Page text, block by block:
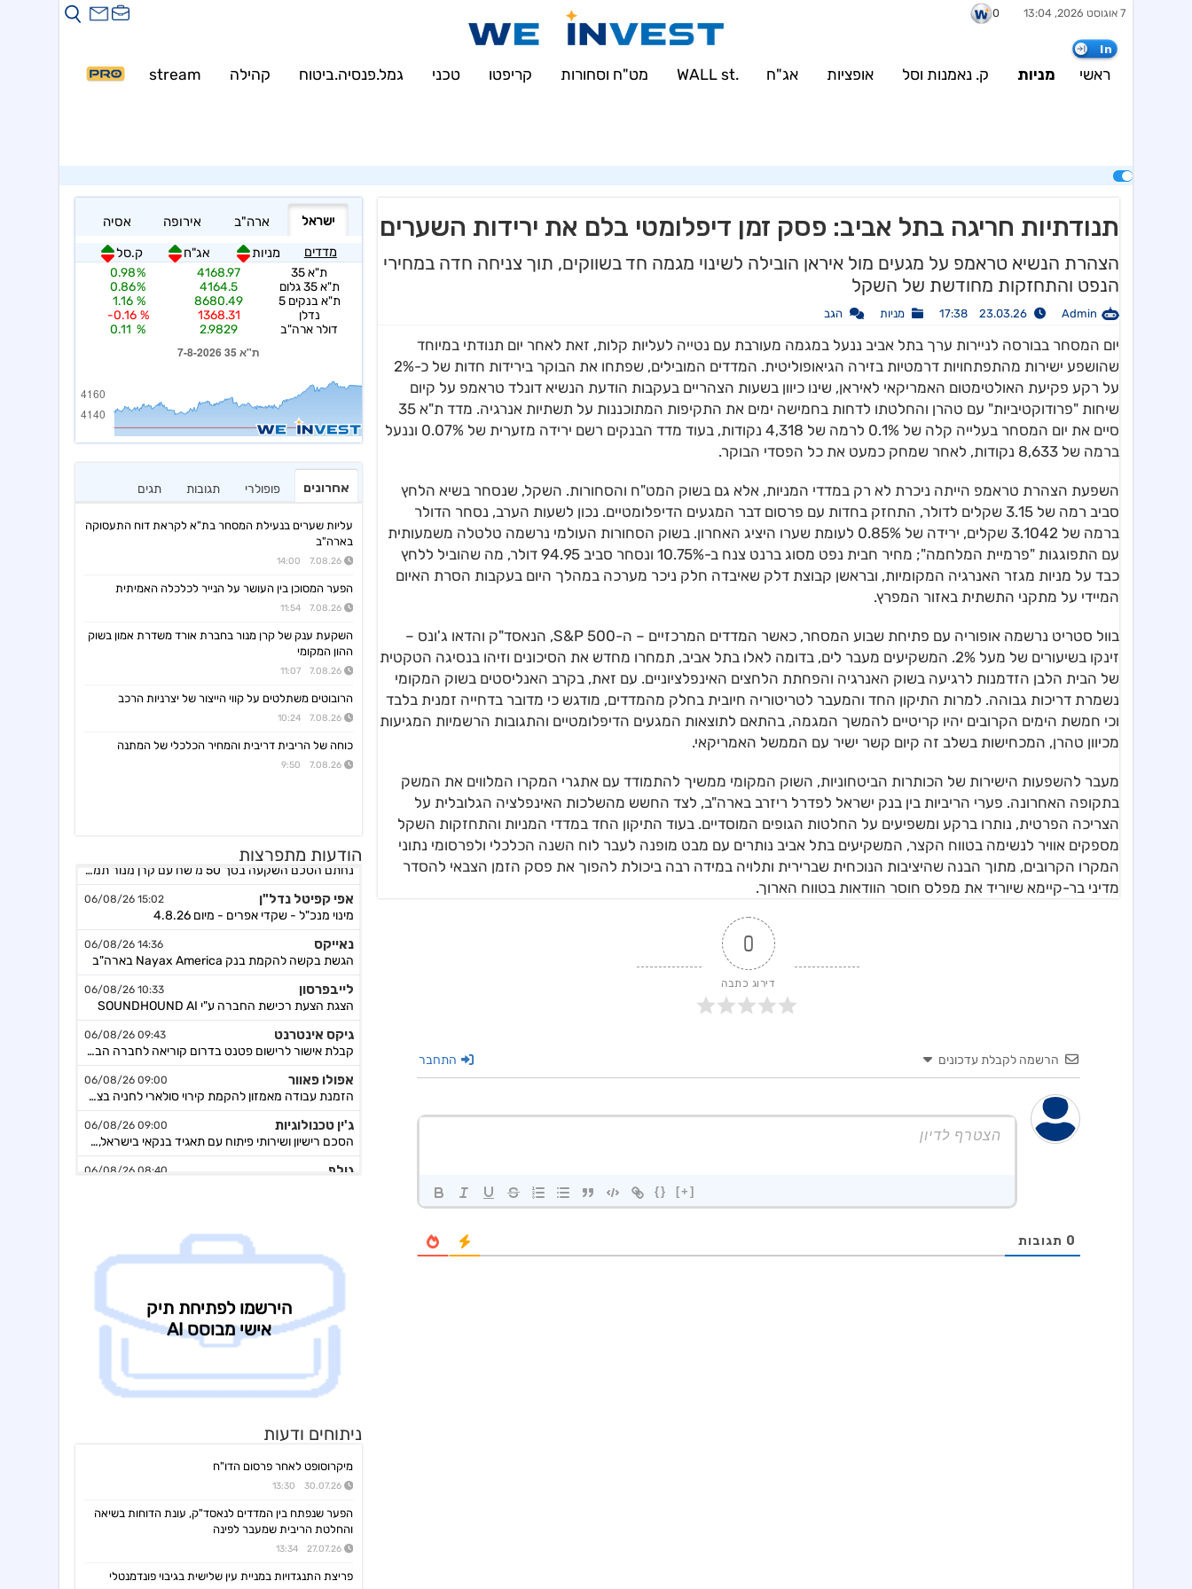
7 אוגוסט 2026, 13:04
In
0
ראשי מניות ק. נאמנות וסל אופציות אג"ח .WALL st מט"ח וסחורות קריפטו טכני גמל.פנסיה.ביטוח קהילה stream
PRO
: mysqli::__construct(): (HY000/1045): Access denied for user 'u414896523_maofData'@'161.35.22.140' (using password: YES) in
/var/www/weinvest.co.il/wp-
/var/www/weinvest.co.il/wp-content/plugins/config/configBosData.phpon line
תנודתיות חריגה בתל אביב: פסק זמן דיפלומטי בלם את ירידות השערים
הצהרת הנשיא טראמפ על מגעים מול איראן הובילה לשינוי מגמה חד בשווקים, תוך צניחה חדה במחירי
הנפט והתחזקות מחודשת של השקל
Admin
23.03.26 17:38 מניות הגב
יום המסחר בבורסה לניירות ערך בתל אביב ננעל במגמה מעורבת עם נטייה לעליות קלות, זאת לאחר יום תנודתי במיוחד
שהושפע ישירות מהתפתחויות דרמטיות בזירה הגיאופוליטית. המדדים המובילים, שפתחו את הבוקר בירידות חדות של כ-2%
על רקע פקיעת האולטימטום האמריקאי לאיראן, שינו כיוון בשעות הצהריים בעקבות הודעת הנשיא דונלד טראמפ על קיום
שיחות "פרודוקטיביות" עם טהרן והחלטתו לדחות בחמישה ימים את התקיפות המתוכננות על תשתיות אנרגיה. מדד ת"א 35
סיים את יום המסחר בעלייה קלה של 0.1% לרמה של 4,318 נקודות, בעוד מדד הבנקים רשם ירידה מזערית של 0.07% וננעל
ברמה של 8,633 נקודות, לאחר שמחק כמעט את כל הפסדי הבוקר.
השפעת הצהרת טראמפ הייתה ניכרת לא רק במדדי המניות, אלא גם בשוק המט"ח והסחורות. השקל, שנסחר בשיא הלחץ
סביב רמה של 3.15 שקלים לדולר, התחזק בחדות עם פרסום דבר המגעים הדיפלומטיים. נכון לשעות הערב, נסחר הדולר
ברמה של 3.1042 שקלים, ירידה של 0.85% לעומת שערו היציג האחרון. בשוק הסחורות העולמי נרשמה טלטלה משמעותית
עם התפוגגות "פרמיית המלחמה"; מחיר חבית נפט מסוג ברנט צנח ב-10.75% ונסחר סביב 94.95 דולר, מה שהוביל ללחץ
כבד על מניות מגזר האנרגיה המקומיות, ובראשן קבוצת דלק שאיבדה חלק ניכר מערכה במהלך היום בעקבות הסרת האיום
המיידי על מתקני התשתית באזור המפרץ.
בוול סטריט נרשמה אופוריה עם פתיחת שבוע המסחר, כאשר המדדים המרכזיים – ה-S&P 500, הנאסד"ק והדאו ג'ונס –
זינקו בשיעורים של מעל 2%. המשקיעים מעבר לים, בדומה לאלו בתל אביב, תמחרו מחדש את הסיכונים וזיהו בנסיגה הטקטית
של הבית הלבן הזדמנות לרגיעה בשוק האנרגיה והפחתת הלחצים האינפלציוניים. עם זאת, בקרב האנליסטים בשוק המקומי
נשמרת דריכות גבוהה. למרות התיקון החד והמעבר לטריטוריה חיובית בחלק מהמדדים, מודגש כי מדובר בדחייה זמנית בלבד
וכי חמשת הימים הקרובים יהיו קריטיים להמשך המגמה, בהתאם לתוצאות המגעים הדיפלומטיים והתגובות הרשמיות המגיעות
מכיוון טהרן, המכחישות בשלב זה קיום קשר ישיר עם הממשל האמריקאי.
מעבר להשפעות הישירות של הכותרות הביטחוניות, השוק המקומי ממשיך להתמודד עם אתגרי המקרו המלווים את המשק
בתקופה האחרונה. פערי הריביות בין בנק ישראל לפדרל ריזרב בארה"ב, לצד החשש מהשלכות האינפלציה הגלובלית על
הצריכה הפרטית, נותרו ברקע ומשפיעים על החלטות הגופים המוסדיים. בעוד התיקון החד במדדי המניות והתחזקות השקל
מספקים אוויר לנשימה בטווח הקצר, המשקיעים בתל אביב נותרים עם מבט מופנה לעבר לוח השנה הכלכלי ולפרסומי נתוני
המקרו הקרובים, מתוך הבנה שהיציבות הנוכחית שברירית ותלויה במידה רבה ביכולת להפוך את פסק הזמן הצבאי להסדר
מדיני בר-קיימא שיוריד את מפלס חוסר הוודאות בטווח הארוך.
0
דירוג כתבה
הרשמה לקבלת עדכונים התחבר
{} [+]
0 תגובות
אחרונים פופולרי תגובות תגים
עליות שערים בנעילת המסחר בת"א לקראת דוח התעסוקה
בארה"ב
7.08.26 14:00
הפער המסוכן בין העושר על הנייר לכלכלה האמיתית
7.08.26 11:54
השקעת ענק של קרן מנור בחברת אורד משדרת אמון בשוק
ההון המקומי
7.08.26 11:07
הרובוטים משתלטים על קווי הייצור של יצרניות הרכב
7.08.26 10:24
כוחה של הריבית דריבית והמחיר הכלכלי של המתנה
7.08.26 9:50
הודעות מתפרצות
אפי קפיטל נדל"ן 15:02 06/08/26
מינוי מנכ"ל - שקדי אפרים - מיום 4.8.26
נאייקס
הגשת בקשה להקמת בנק Nayax America בארה"ב
לייבפרסון 10:33 06/08/26
הצגת הצעת רכישת החברה ע"י SOUNDHOUND AI
גיקס אינטרנט
קבלת אישור לרישום פטנט בדרום קוריאה לחברה הבת דליברז בתחום ניווט מתקדם לרכבים ורובוטים
אפולו פאוור
הזמנת עבודה מאמזון להקמת קירוי סולארי לחניה בצרפת בסך של כ-2 מ'ש"ח,המשך
ג'ין טכנולוגיות
הסכם רישיון ושירותי פיתוח עם תאגיד בנקאי בישראל,פרטים
גולף 08:40 06/08/26
מצגת שוק ההון - דוח רבעון שני 2026
יעקב פיננסים 07:57 06/08/26
מצגת משקיעים רבעון שני לשנת 2026
אינפליי 15:58 05/08/26
תאת טכנולוגיות
6K -מצגת משקיעים - אוגוסט 2026
אנשי העיר,רוטשטיין 12:43 05/08/26
סופרגז פאוור,נופר אנרג'י
ניתוחים ודעות
מיקרוסופט לאחר פרסום הדו"ח
30.07.26 13:30
הפער שנפתח בין המדדים לנאסד"ק, עונת הדוחות בשיאה
והחלטת הריבית שמעבר לפינה
27.07.26 13:34
פריצת התנגדויות במניית עין שלישית בגיבוי פונדמנטלי